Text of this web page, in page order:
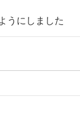
うにしました